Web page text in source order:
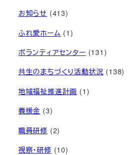
お知らせ (413)
ふれ愛ホーム (1)
ボランティアセンター (131)
共生のまちづくり活動状況 (138)
地域福祉推進計画 (1)
義援金 (3)
職員研修 (2)
視察・研修 (10)